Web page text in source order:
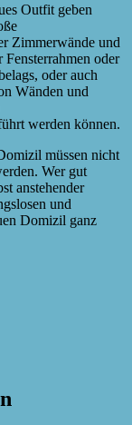
Outfit geben
Zimmerwände und
oder
oder auch
Wänden und
werden können.
müssen nicht
Wer gut
anstehender
und
Domizil ganz